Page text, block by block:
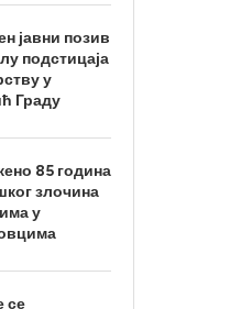
јавни позив
подстицаја
у
Граду
85 година
злочина
у
се